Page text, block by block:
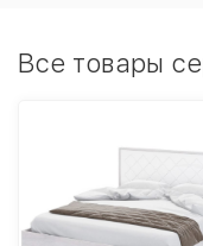
Все товары